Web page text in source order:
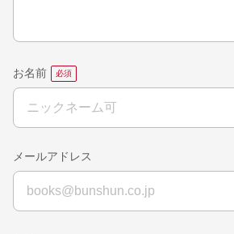
お名前
メールアドレス